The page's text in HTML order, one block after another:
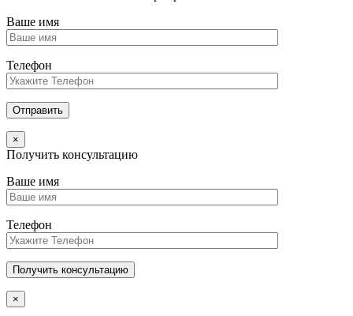
Ваше имя
Телефон
×
Получить консультацию
Ваше имя
Телефон
×